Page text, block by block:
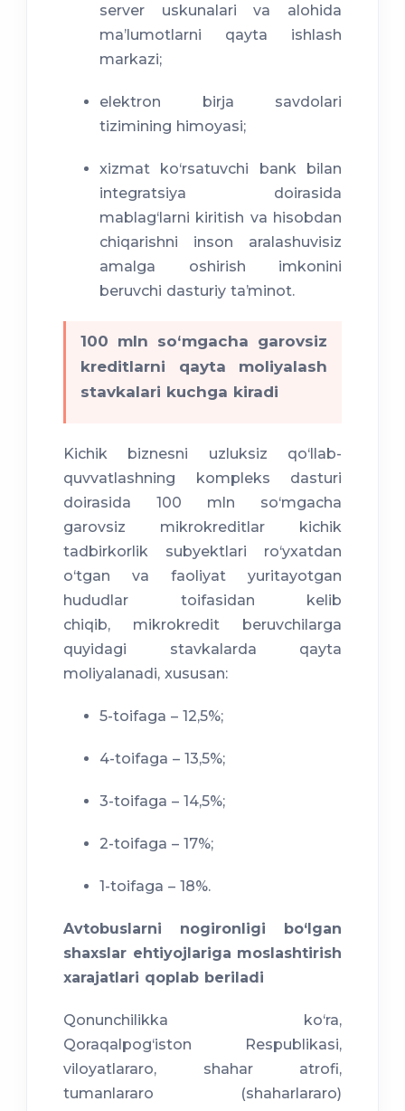
server uskunalari va alohida
maʼlumotlarni qayta ishlash
markazi;
elektron birja savdolari
tizimining himoyasi;
xizmat ko‘rsatuvchi bank bilan
integratsiya doirasida
mablag‘larni kiritish va hisobdan
chiqarishni inson aralashuvisiz
amalga oshirish imkonini
beruvchi dasturiy taʼminot.
100 mln so‘mgacha garovsiz
kreditlarni qayta moliyalash
stavkalari kuchga kiradi
Kichik biznesni uzluksiz qo‘llab-
quvvatlashning kompleks dasturi
doirasida 100 mln so‘mgacha
garovsiz mikrokreditlar kichik
tadbirkorlik subyektlari ro‘yxatdan
o‘tgan va faoliyat yuritayotgan
hududlar toifasidan kelib
chiqib, mikrokredit beruvchilarga
quyidagi stavkalarda qayta
moliyalanadi, xususan:
5-toifaga – 12,5%;
4-toifaga – 13,5%;
3-toifaga – 14,5%;
2-toifaga – 17%;
1-toifaga – 18%.
Avtobuslarni nogironligi bo‘lgan
shaxslar ehtiyojlariga moslashtirish
xarajatlari qoplab beriladi
Qonunchilikka ko‘ra,
Qoraqalpog‘iston Respublikasi,
viloyatlararo, shahar atrofi,
tumanlararo (shaharlararo)